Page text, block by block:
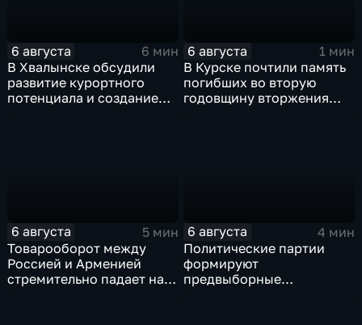
6 августа
6 мин
В Хвалынске обсудили
развитие курортного
потенциала и создание
6 августа
1 мин
В Курске почтили память
погибших во вторую
годовщину вторжения
6 августа
5 мин
Товарооборот между
Россией и Арменией
стремительно падает на
6 августа
4 мин
Политические партии
формируют
предвыборные